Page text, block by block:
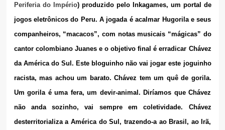
Periferia do Império) produzido pelo Inkagames, um portal de
jogos eletrônicos do Peru. A jogada é acalmar Hugorila e seus
companheiros, “macacos”, com notas musicais “mágicas” do
cantor colombiano Juanes e o objetivo final é erradicar Chávez
da América do Sul. Este bloguinho não vai jogar este joguinho
racista, mas achou um barato. Chávez tem um quê de gorila.
Um gorila é uma fera, um devir-animal. Diríamos que Chávez
não anda sozinho, vai sempre em coletividade. Chávez
desterritorializa a América do Sul, trazendo-a ao Brasil, ao Irã,